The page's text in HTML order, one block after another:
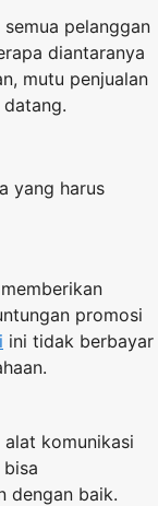
pelanggan
diantaranya
mutu penjualan
yang harus
promosi
ini tidak berbayar
komunikasi
bisa
dengan baik.